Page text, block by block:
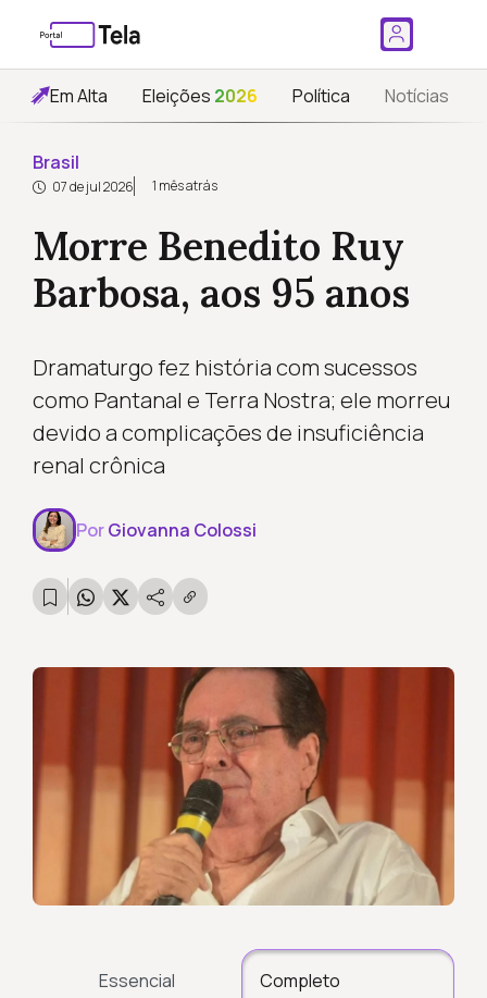
Em Alta Eleições 2026 Política Notícias
Brasil
07 de jul 2026 1 mês atrás
Morre Benedito Ruy
Barbosa, aos 95 anos
Dramaturgo fez história com sucessos
como Pantanal e Terra Nostra; ele morreu
devido a complicações de insuficiência
renal crônica
PorGiovanna Colossi
Essencial Completo